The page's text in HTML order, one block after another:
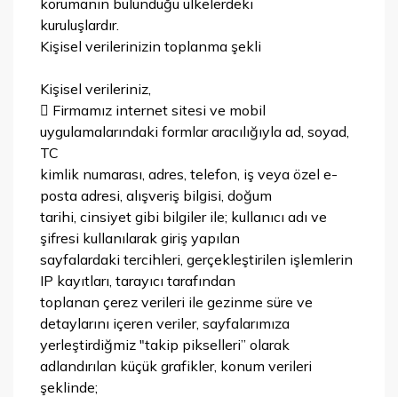
korumanın bulunduğu ülkelerdeki
kuruluşlardır.
Kişisel verilerinizin toplanma şekli
Kişisel verileriniz,
 Firmamız internet sitesi ve mobil
uygulamalarındaki formlar aracılığıyla ad, soyad,
TC
kimlik numarası, adres, telefon, iş veya özel e-
posta adresi, alışveriş bilgisi, doğum
tarihi, cinsiyet gibi bilgiler ile; kullanıcı adı ve
şifresi kullanılarak giriş yapılan
sayfalardaki tercihleri, gerçekleştirilen işlemlerin
IP kayıtları, tarayıcı tarafından
toplanan çerez verileri ile gezinme süre ve
detaylarını içeren veriler, sayfalarımıza
yerleştirdiğmiz "takip pikselleri” olarak
adlandırılan küçük grafikler, konum verileri
şeklinde;